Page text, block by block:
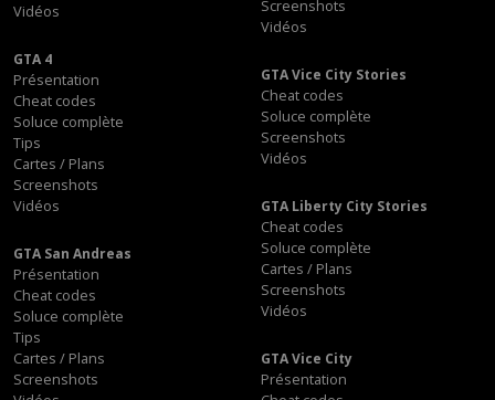
Screenshots
Vidéos
Vidéos
GTA 4
Présentation
Cheat codes
Soluce complète
Tips
Cartes / Plans
Screenshots
Vidéos
GTA Vice City Stories
Cheat codes
Soluce complète
Screenshots
Vidéos
GTA Liberty City Stories
Cheat codes
Soluce complète
Cartes / Plans
Screenshots
Vidéos
GTA San Andreas
Présentation
Cheat codes
Soluce complète
Tips
Cartes / Plans
Screenshots
GTA Vice City
Présentation